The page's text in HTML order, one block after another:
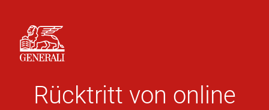
Rücktritt von online